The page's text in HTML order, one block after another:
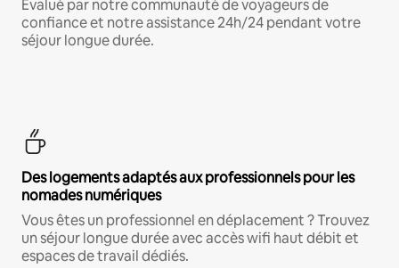
Évalué par notre communauté de voyageurs de
confiance et notre assistance 24h/24 pendant votre
séjour longue durée.
Des logements adaptés aux professionnels pour les
nomades numériques
Vous êtes un professionnel en déplacement ? Trouvez
un séjour longue durée avec accès wifi haut débit et
espaces de travail dédiés.